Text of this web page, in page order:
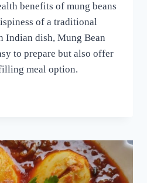
benefits of mung beans
of a traditional
Indian dish, Mung Bean
to prepare but also offer
meal option.